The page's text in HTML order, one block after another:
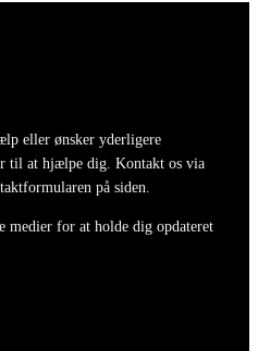
eller ønsker yderligere
til at hjælpe dig. Kontakt os via
på siden.
medier for at holde dig opdateret